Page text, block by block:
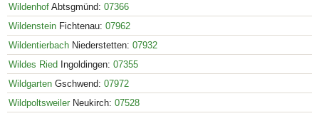
Wildenhof Abtsgmünd: 07366
Wildenstein Fichtenau: 07962
Wildentierbach Niederstetten: 07932
Wildes Ried Ingoldingen: 07355
Wildgarten Gschwend: 07972
Wildpoltsweiler Neukirch: 07528